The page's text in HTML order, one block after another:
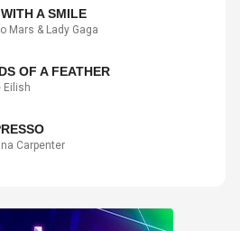
A SMILE
Mars & Lady Gaga
OF A FEATHER
Eilish
Carpenter